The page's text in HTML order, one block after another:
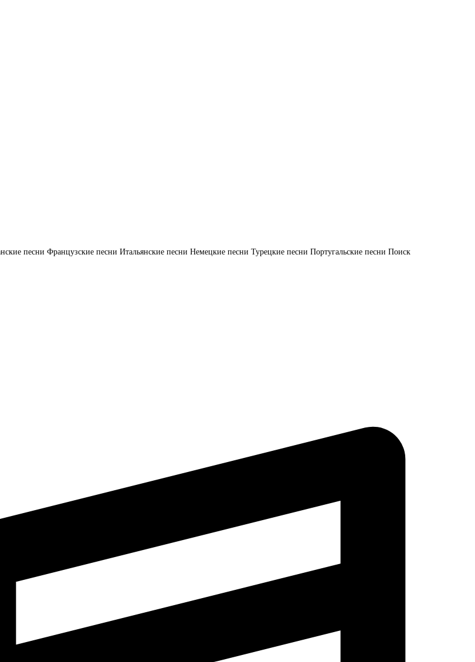
песни Французские песни Итальянские песни Немецкие песни Турецкие песни Португальские песни Поиск